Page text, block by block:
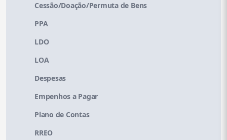
Cessão/Doação/Permuta de Bens
PPA
LDO
LOA
Despesas
Empenhos a Pagar
Plano de Contas
RREO